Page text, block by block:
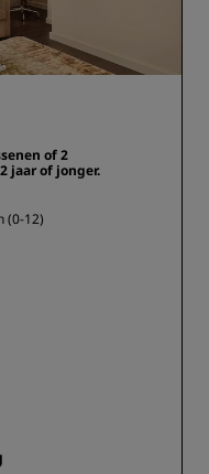
of 2
jaar of jonger.
(0-12)